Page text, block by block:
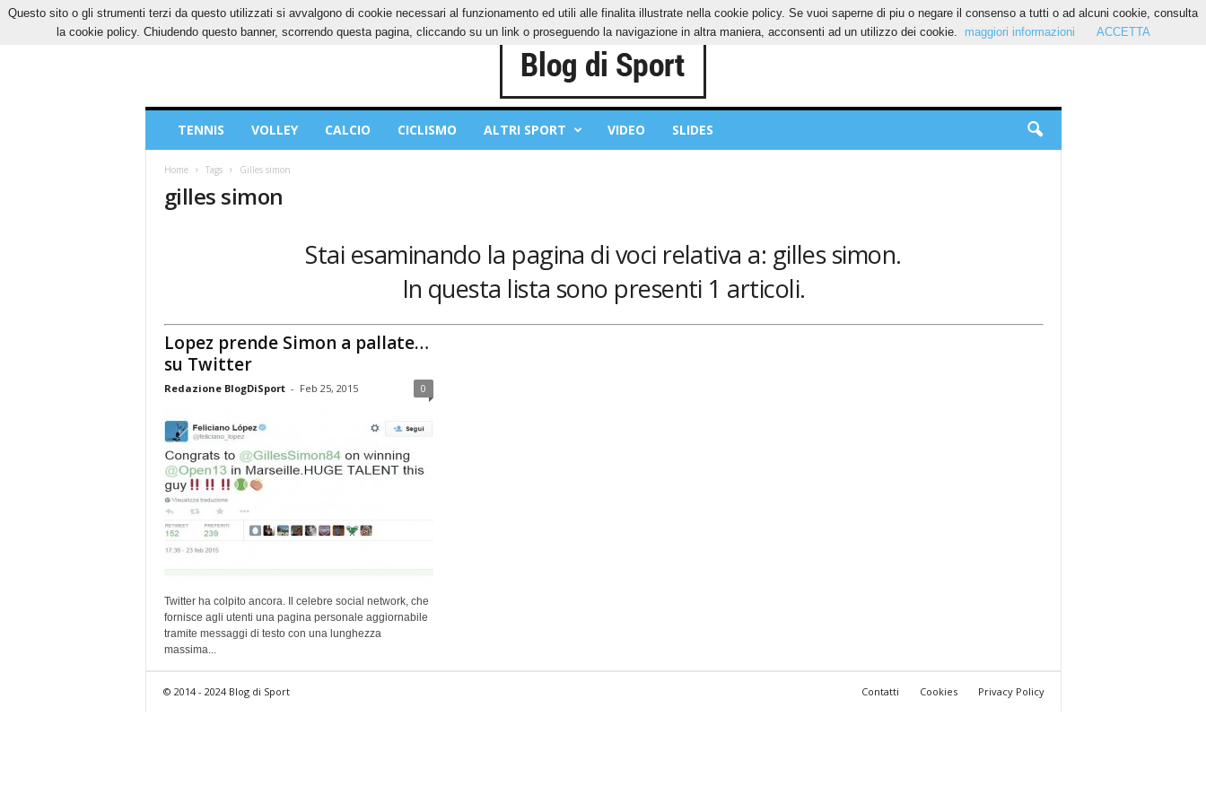
SABATO, 8 AGOSTO 2026 CONTATTI COOKIES PRIVACY POLICY
Sport
TENNIS VOLLEY CALCIO CICLISMO ALTRI SPORT VIDEO SLIDES
Home Tags Gilles simon
gilles simon
Stai esaminando la pagina di voci relativa a: gilles simon.
In questa lista sono presenti 1 articoli.
Lopez prende Simon a pallate…
su Twitter
Redazione BlogDiSport - Feb 25, 2015 0
Twitter ha colpito ancora. Il celebre social network, che
fornisce agli utenti una pagina personale aggiornabile
tramite messaggi di testo con una lunghezza
massima...
Contatti Cookies Privacy Policy
© 2014 - 2024 Blog di Sport
Questo sito o gli strumenti terzi da questo utilizzati si avvalgono di cookie necessari al funzionamento ed utili alle finalita illustrate nella cookie policy. Se vuoi saperne di piu o negare il consenso a tutti o ad alcuni cookie, consulta
la cookie policy. Chiudendo questo banner, scorrendo questa pagina, cliccando su un link o proseguendo la navigazione in altra maniera, acconsenti ad un utilizzo dei cookie.
maggiori informazioni ACCETTA